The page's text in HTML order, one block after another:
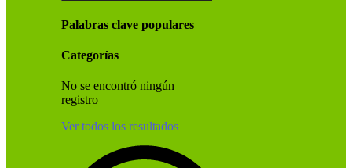
Palabras clave populares
Categorías
No se encontró ningún
registro
Ver todos los resultados